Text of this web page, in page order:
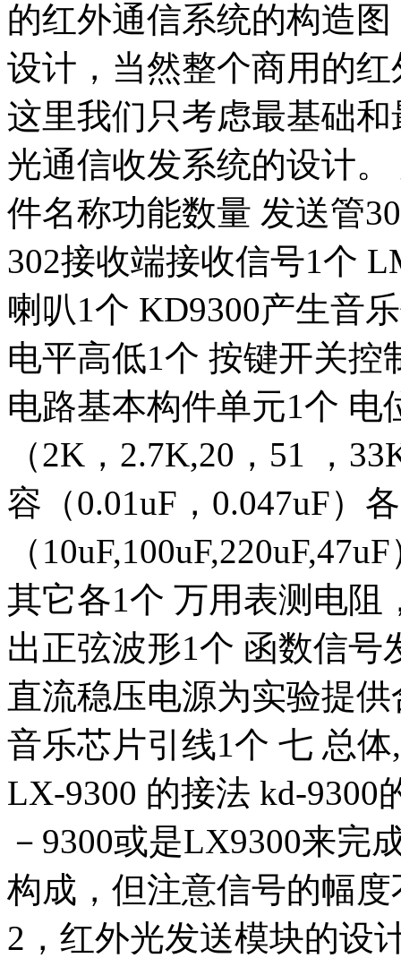
的红外通信系统的构造
设计，当然整个商用的
这里我们只考虑最基础
光通信收发系统的设计
件名称功能数量 发送管
302接收端接收信号1个
喇叭1个 KD9300产生音
电平高低1个 按键开关控
电路基本构件单元1个 电
（2K，2.7K,20，51 ，
容（0.01uF，0.047uF）
（
其它各1个 万用表测电阻
出正弦波形1个 函数信号
直流稳压电源为实验提
音乐芯片引线1个 七 总
LX-9300 的接法 kd-
－9300或是LX9300来完
构成，但注意信号的幅
2，红外光发送模块的设